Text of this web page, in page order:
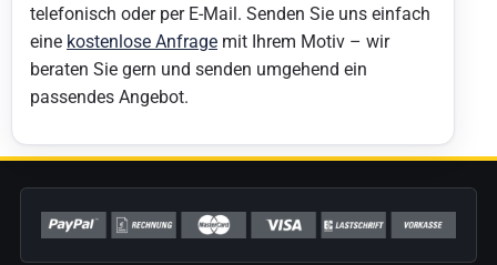
telefonisch oder per E-Mail. Senden Sie uns einfach
eine kostenlose Anfrage mit Ihrem Motiv – wir
beraten Sie gern und senden umgehend ein
passendes Angebot.